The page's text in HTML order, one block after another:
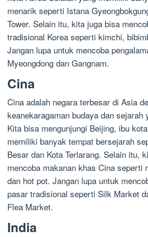
menarik seperti Istana
Tower. Selain itu, kita juga bisa
tradisional Korea seperti kimchi,
Jangan lupa untuk mencoba
Myeongdong dan Gangnam.
Cina
Cina adalah negara terbesar di Asia
keanekaragaman budaya dan sejarah
Kita bisa mengunjungi Beijing, ibu
memiliki banyak tempat bersejarah
Besar dan Kota Terlarang. Selain itu,
mencoba makanan khas Cina seperti
dan hot pot. Jangan lupa untuk
pasar tradisional seperti Silk Market
Flea Market.
India